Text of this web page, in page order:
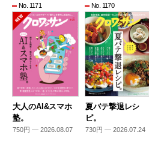
No. 1171
大人のAI&スマホ
塾。
750円 — 2026.08.07
No. 1170
夏バテ撃退レシ
ピ。
730円 — 2026.07.24